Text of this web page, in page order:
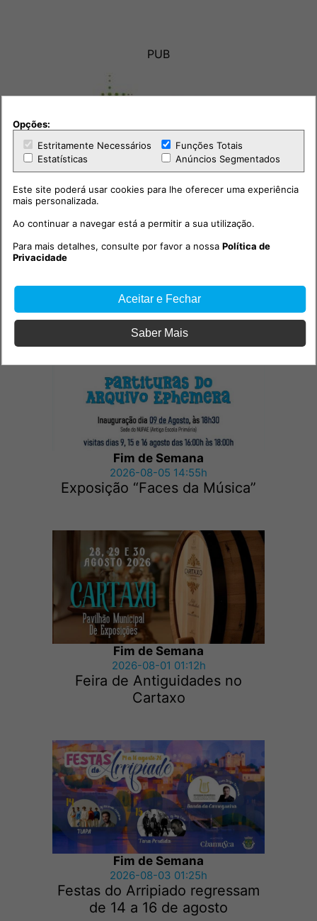
PUB
Outras notícias
Fim de Semana
2026-08-05 14:55h
Exposição “Faces da Música”
Fim de Semana
2026-08-01 01:12h
Feira de Antiguidades no
Cartaxo
Fim de Semana
2026-08-03 01:25h
Festas do Arripiado regressam
de 14 a 16 de agosto
Opções:
Estritamente Necessários
Funções Totais
Estatísticas
Anúncios Segmentados
Este site poderá usar cookies para lhe oferecer uma experiência
mais personalizada.
Ao continuar a navegar está a permitir a sua utilização.
Para mais detalhes, consulte por favor a nossaPolítica de
Privacidade
Aceitar e Fechar
Saber Mais